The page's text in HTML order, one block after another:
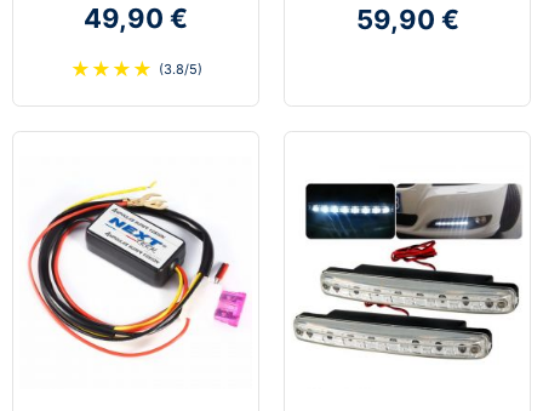
49,90 €
★ ★ ★ ★ (3.8/5)
59,90 €